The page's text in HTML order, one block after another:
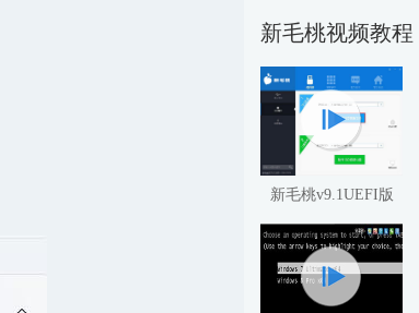
新毛桃视频教程
新毛桃v9.1UEFI版